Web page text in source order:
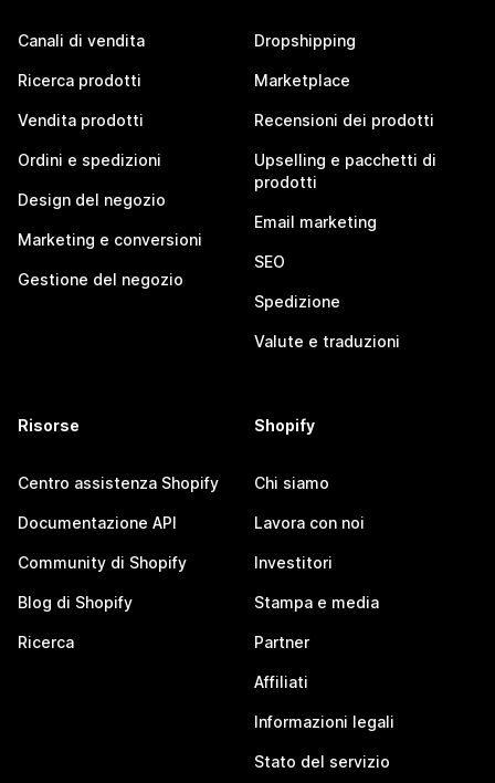
Canali di vendita
Ricerca prodotti
Vendita prodotti
Ordini e spedizioni
Design del negozio
Marketing e conversioni
Gestione del negozio
Dropshipping
Marketplace
Recensioni dei prodotti
Upselling e pacchetti di
prodotti
Email marketing
SEO
Spedizione
Valute e traduzioni
Risorse
Centro assistenza Shopify
Documentazione API
Community di Shopify
Blog di Shopify
Ricerca
Shopify
Chi siamo
Lavora con noi
Investitori
Stampa e media
Partner
Affiliati
Informazioni legali
Stato del servizio